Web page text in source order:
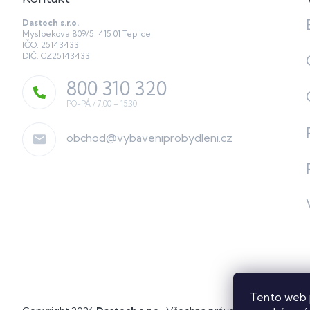
Tento web
Dastech s.r.o.
Myslbekova 809/5, 415 01 Teplice
IČO: 25143433
DIČ: CZ25143433
obchod@vybaveniprobydleni.cz
800 310 320